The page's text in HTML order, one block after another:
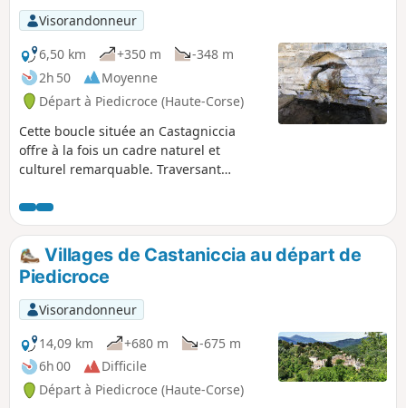
Visorandonneur
6,50 km
+350 m
-348 m
2h 50
Moyenne
Départ à Piedicroce (Haute-Corse)
Cette boucle située an Castagniccia
offre à la fois un cadre naturel et
culturel remarquable. Traversant
la découverte du patrimoine Corse :
maisons, chapelles, églises, couvent (à
proximité de Piedicroce), mais
également lavoir ou fontaines. La
boucle, majoritairement en sous-bois,
est à la fois ombragée tout en
permettant une vue exceptionnelle sur
les différents villages qui peuplent la
région. De petits ruisseaux, permettent
des pauses rafraichissantes l'été, tout
en restant praticables l'hiver.
Villages de Castaniccia au départ de
Piedicroce
Visorandonneur
14,09 km
+680 m
-675 m
6h 00
Difficile
Départ à Piedicroce (Haute-Corse)